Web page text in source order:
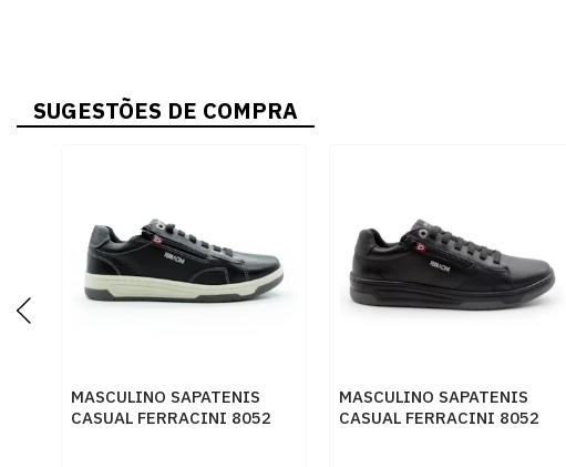
SUGESTÕES DE COMPRA
MASCULINO SAPATENIS
CASUAL FERRACINI 8052
MASCULINO SAPATENIS
CASUAL FERRACINI 8052